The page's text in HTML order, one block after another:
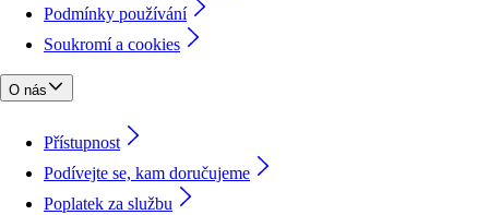
Podmínky používání
Soukromí a cookies
O nás
Přístupnost
Podívejte se, kam doručujeme
Poplatek za službu